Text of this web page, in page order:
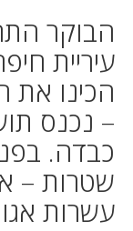
הבוקר
עיריית
הכינו את
– נכנס
כבדה.
שטרות –
עשרות